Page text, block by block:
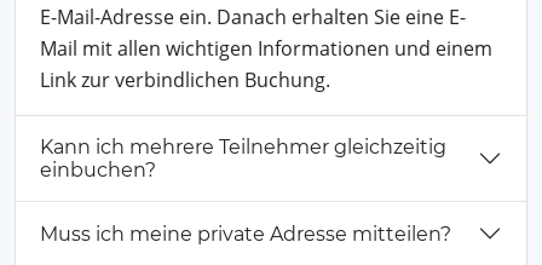
E-Mail-Adresse ein. Danach erhalten Sie eine E-
Mail mit allen wichtigen Informationen und einem
Link zur verbindlichen Buchung.
Kann ich mehrere Teilnehmer gleichzeitig
einbuchen?
Muss ich meine private Adresse mitteilen?